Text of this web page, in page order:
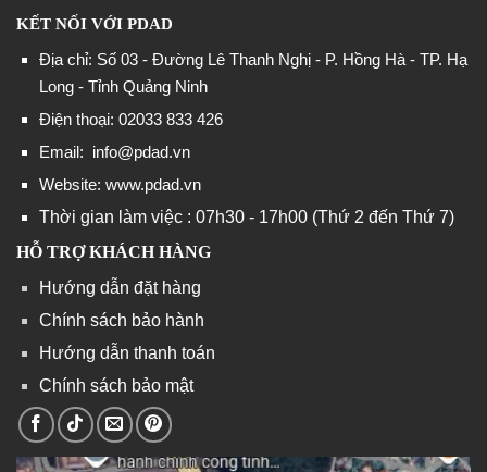
KẾT NỐI VỚI PDAD
Địa chỉ: Số 03 - Đường Lê Thanh Nghị - P. Hồng Hà - TP. Hạ
Long - Tỉnh Quảng Ninh
Điện thoại: 02033 833 426
Email: info@pdad.vn
Website: www.pdad.vn
Thời gian làm việc : 07h30 - 17h00 (Thứ 2 đến Thứ 7)
HỖ TRỢ KHÁCH HÀNG
Hướng dẫn đặt hàng
Chính sách bảo hành
Hướng dẫn thanh toán
Chính sách bảo mật